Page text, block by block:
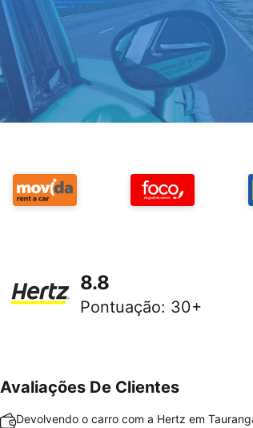
8.8
Pontuação: 30+
Avaliações De Clientes
Devolvendo o carro com a Hertz em